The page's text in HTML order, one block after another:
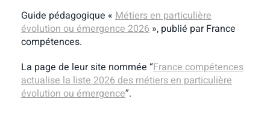
Guide pédagogique « Métiers en particulière
évolution ou émergence 2026 », publié par France
compétences.
La page de leur site nommée “France compétences
actualise la liste 2026 des métiers en particulière
évolution ou émergence”.